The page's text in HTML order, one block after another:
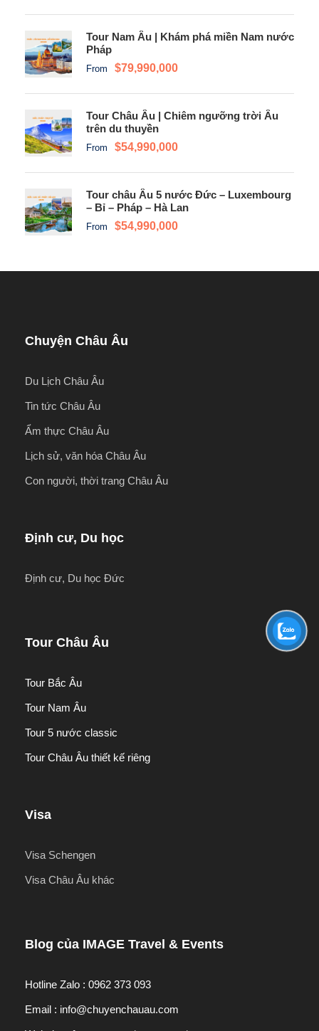
Tour Nam Âu | Khám phá miền Nam nước
Pháp
From $79,990,000
Tour Châu Âu | Chiêm ngưỡng trời Âu
trên du thuyền
From $54,990,000
Tour châu Âu 5 nước Đức – Luxembourg
– Bỉ – Pháp – Hà Lan
From $54,990,000
Chuyện Châu Âu
Du Lịch Châu Âu
Tin tức Châu Âu
Ẩm thực Châu Âu
Lịch sử, văn hóa Châu Âu
Con người, thời trang Châu Âu
Định cư, Du học
Định cư, Du học Đức
Tour Châu Âu
Tour Bắc Âu
Tour Nam Âu
Tour 5 nước classic
Tour Châu Âu thiết kế riêng
Visa
Visa Schengen
Visa Châu Âu khác
Blog của IMAGE Travel & Events
Hotline Zalo : 0962 373 093
Email : info@chuyenchauau.com